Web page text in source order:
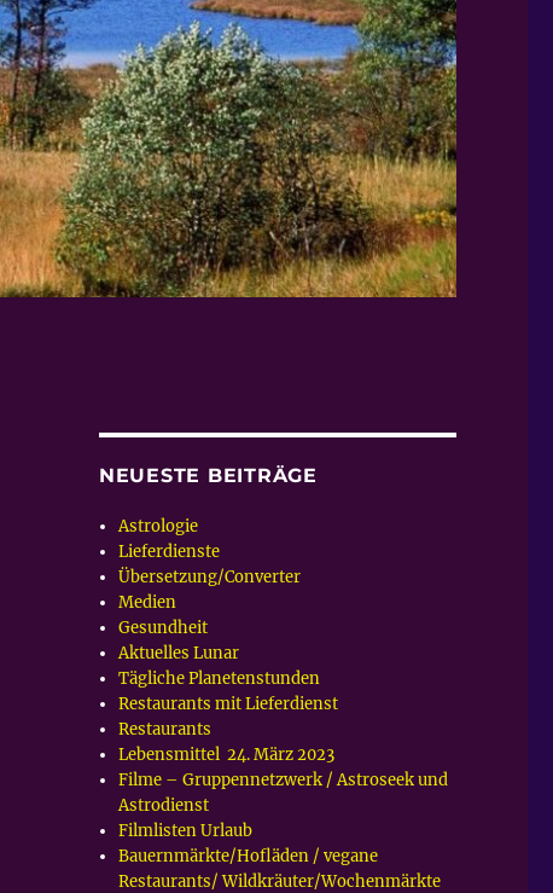
NEUESTE BEITRÄGE
Astrologie
Lieferdienste
Übersetzung/Converter
Medien
Gesundheit
Aktuelles Lunar
Tägliche Planetenstunden
Restaurants mit Lieferdienst
Restaurants
Lebensmittel 24. März 2023
Filme – Gruppennetzwerk / Astroseek und
Astrodienst
Filmlisten Urlaub
Bauernmärkte/Hofläden / vegane
Restaurants/ Wildkräuter/Wochenmärkte